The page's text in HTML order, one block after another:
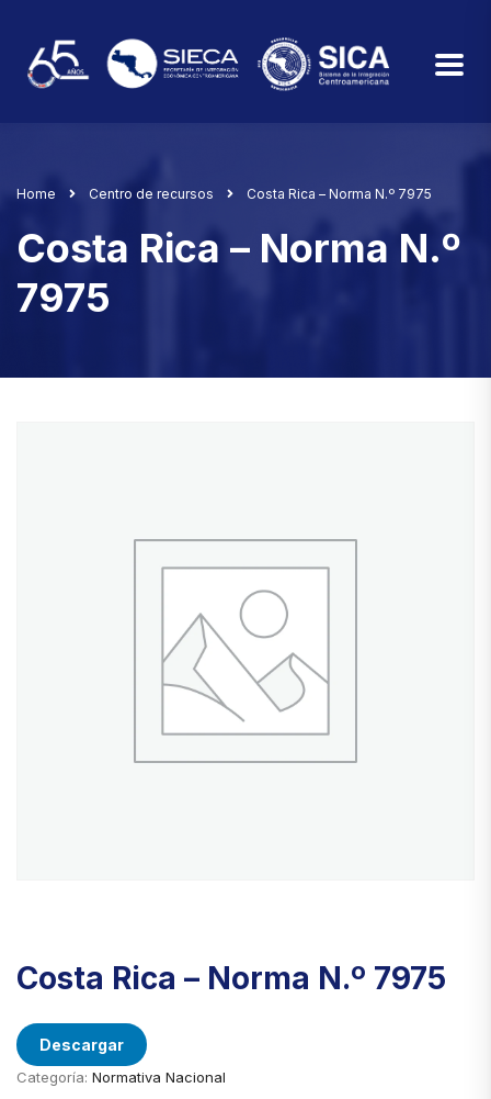
Home Centro de recursos Costa Rica – Norma N.º 7975
Costa Rica – Norma N.º
7975
Costa Rica – Norma N.º 7975
Descargar
Categoría: Normativa Nacional